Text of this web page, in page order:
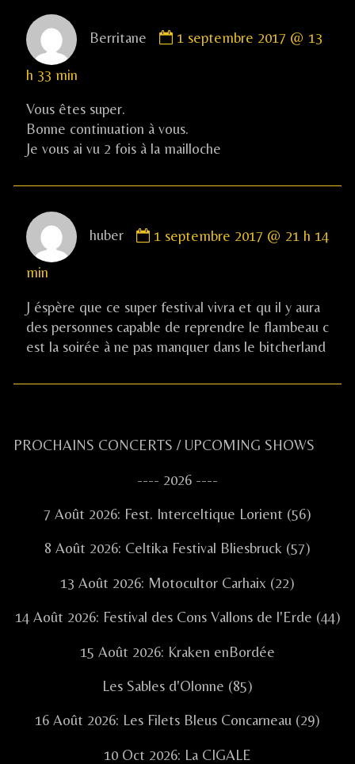
Berritane
by
1 septembre 2017 @ 13
h 33 min
Vous êtes super.
Bonne continuation à vous.
Je vous ai vu 2 fois à la mailloche
huber
by
on
1 septembre 2017 @ 21 h 14
min
J éspère que ce super festival vivra et qu il y aura
des personnes capable de reprendre le flambeau c
est la soirée à ne pas manquer dans le bitcherland
Primary
PROCHAINS CONCERTS / UPCOMING SHOWS
---- 2026 ----
7 Août 2026: Fest. Interceltique Lorient (56)
8 Août 2026: Celtika Festival Bliesbruck (57)
13 Août 2026: Motocultor Carhaix (22)
14 Août 2026: Festival des Cons Vallons de l'Erde (44)
15 Août 2026: Kraken enBordée
Les Sables d'Olonne (85)
16 Août 2026: Les Filets Bleus Concarneau (29)
10 Oct 2026: La CIGALE